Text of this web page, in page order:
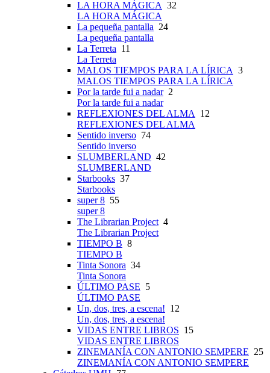
LA HORA MÁGICA 32
LA HORA MÁGICA
La pequeña pantalla 24
La pequeña pantalla
La Terreta 11
La Terreta
MALOS TIEMPOS PARA LA LÍRICA 3
MALOS TIEMPOS PARA LA LÍRICA
Por la tarde fui a nadar2
Por la tarde fui a nadar
REFLEXIONES DEL ALMA 12
REFLEXIONES DEL ALMA
Sentido inverso 74
Sentido inverso
SLUMBERLAND 42
SLUMBERLAND
Starbooks 37
Starbooks
super 8 55
super 8
The Librarian Project4
The Librarian Project
TIEMPO B 8
TIEMPO B
Tinta Sonora 34
Tinta Sonora
ÚLTIMO PASE 5
ÚLTIMO PASE
Un, dos, tres, a escena! 12
Un, dos, tres, a escena!
VIDAS ENTRE LIBROS 15
VIDAS ENTRE LIBROS
ZINEMANÍA CON ANTONIO SEMPERE 25
ZINEMANÍA CON ANTONIO SEMPERE